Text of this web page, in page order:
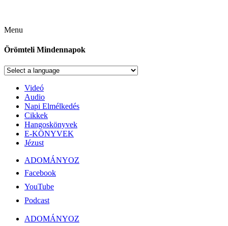
Menu
Örömteli Mindennapok
Videó
Audio
Napi Elmélkedés
Cikkek
Hangoskönyvek
E-KÖNYVEK
Jézust
ADOMÁNYOZ
Facebook
YouTube
Podcast
ADOMÁNYOZ